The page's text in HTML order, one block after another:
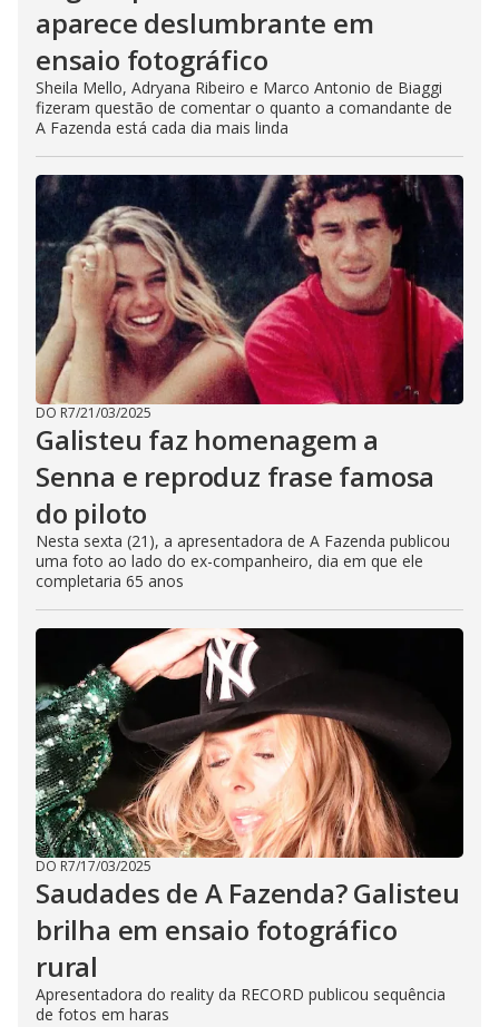
aparece deslumbrante em
ensaio fotográfico
Sheila Mello, Adryana Ribeiro e Marco Antonio de Biaggi
fizeram questão de comentar o quanto a comandante de
A Fazenda está cada dia mais linda
DO R7/21/03/2025
Galisteu faz homenagem a
Senna e reproduz frase famosa
do piloto
Nesta sexta (21), a apresentadora de A Fazenda publicou
uma foto ao lado do ex-companheiro, dia em que ele
completaria 65 anos
DO R7/17/03/2025
Saudades de A Fazenda? Galisteu
brilha em ensaio fotográfico
rural
Apresentadora do reality da RECORD publicou sequência
de fotos em haras